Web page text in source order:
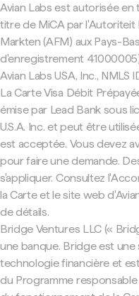
Avian Labs est autorisée en
titre de MiCA par l'Autoriteit
Markten (AFM) aux Pays-
d'enregistrement
Avian Labs USA, Inc., NMLS
La Carte Visa Débit
émise par Lead Bank sous
U.S.A. Inc. et peut être
est acceptée. Vous devez
pour faire une demande.
s'appliquer. Consultez
la Carte et le site web
de détails.
Bridge Ventures LLC («
une banque. Bridge est
technologie financière et
du Programme